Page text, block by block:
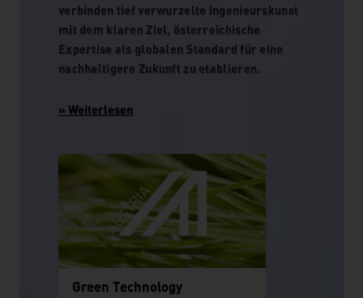
verbinden tief verwurzelte Ingenieurskunst
mit dem klaren Ziel, österreichische
Expertise als globalen Standard für eine
nachhaltigere Zukunft zu etablieren.
Green Technology